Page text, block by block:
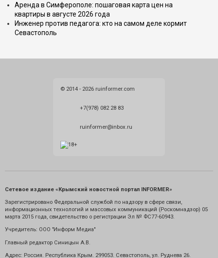
Аренда в Симферополе: пошаговая карта цен на
квартиры в августе 2026 года
Инженер против педагога: кто на самом деле кормит
Севастополь
© 2014 - 2026 ruinformer.com
+7(978) 082 28 83
ruinformer@inbox.ru
Сетевое издание «Крымский новостной портал INFORMER»
Зарегистрировано Федеральной службой по надзору в сфере связи,
информационных технологий и массовых коммуникаций (Роскомнадзор) 05
марта 2015 года, свидетельство о регистрации Эл № ФС77-60943.
Учредитель: ООО "Информ Медиа"
Главный редактор Синицын А.В.
Адрес: Россия. Республика Крым. 299053. Севастополь, ул. Руднева 26.